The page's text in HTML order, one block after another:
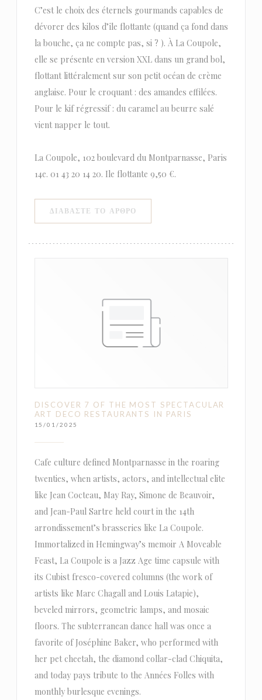
C’est le choix des éternels gourmands capables de
dévorer des kilos d’île flottante (quand ça fond dans
la bouche, ça ne compte pas, si ? ). À La Coupole,
elle se présente en version XXL dans un grand bol,
flottant littéralement sur son petit océan de crème
anglaise. Pour le croquant : des amandes effilées.
Pour le kif régressif : du caramel au beurre salé
vient napper le tout.
La Coupole, 102 boulevard du Montparnasse, Paris
14e. 01 43 20 14 20. Ile flottante 9,50 €.
ΔΙΑΒΆΣΤΕ ΤΟ ΆΡΘΡΟ((ΑΝΟΊΓΕΙ ΣΕ ΝΈΟ
DISCOVER 7 OF THE MOST SPECTACULAR
ART DECO RESTAURANTS IN PARIS
15/01/2025
Cafe culture defined Montparnasse in the roaring
twenties, when artists, actors, and intellectual elite
like Jean Cocteau, May Ray, Simone de Beauvoir,
and Jean-Paul Sartre held court in the 14th
arrondissement’s brasseries like La Coupole.
Immortalized in Hemingway’s memoir A Moveable
Feast, La Coupole is a Jazz Age time capsule with
its Cubist fresco-covered columns (the work of
artists like Marc Chagall and Louis Latapie),
beveled mirrors, geometric lamps, and mosaic
floors. The subterranean dance hall was once a
favorite of Joséphine Baker, who performed with
her pet cheetah, the diamond collar-clad Chiquita,
and today pays tribute to the Années Folles with
monthly burlesque evenings.